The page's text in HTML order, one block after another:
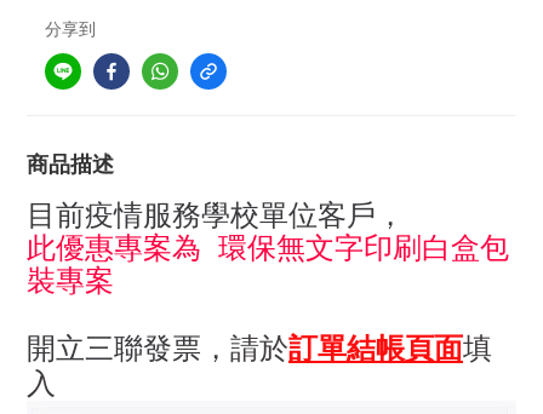
分享到
商品描述
目前疫情服務學校單位客戶，
此優惠專案為 環保無文字印刷白盒包
裝專案
開立三聯發票， 請於訂單結帳頁面填
入